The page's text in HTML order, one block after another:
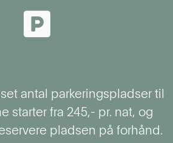
antal parkeringspladser til
starter fra 245,- pr. nat, og
pladsen på forhånd.